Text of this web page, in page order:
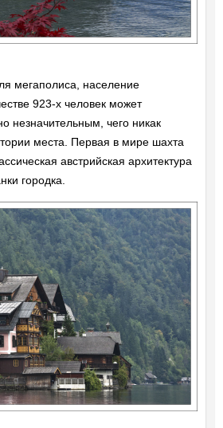
мегаполиса, население
923-х человек может
незначительным, чего никак
места. Первая в мире шахта
австрийская архитектура
городка.